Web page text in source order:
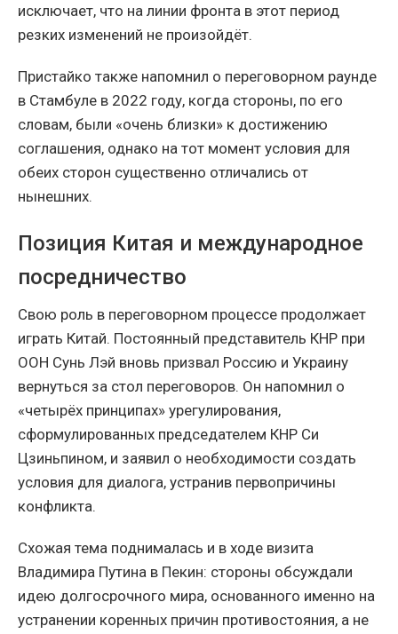
исключает, что на линии фронта в этот период
резких изменений не произойдёт.
Пристайко также напомнил о переговорном раунде
в Стамбуле в 2022 году, когда стороны, по его
словам, были «очень близки» к достижению
соглашения, однако на тот момент условия для
обеих сторон существенно отличались от
нынешних.
Позиция Китая и международное
посредничество
Свою роль в переговорном процессе продолжает
играть Китай. Постоянный представитель КНР при
ООН Сунь Лэй вновь призвал Россию и Украину
вернуться за стол переговоров. Он напомнил о
«четырёх принципах» урегулирования,
сформулированных председателем КНР Си
Цзиньпином, и заявил о необходимости создать
условия для диалога, устранив первопричины
конфликта.
Схожая тема поднималась и в ходе визита
Владимира Путина в Пекин: стороны обсуждали
идею долгосрочного мира, основанного именно на
устранении коренных причин противостояния, а не